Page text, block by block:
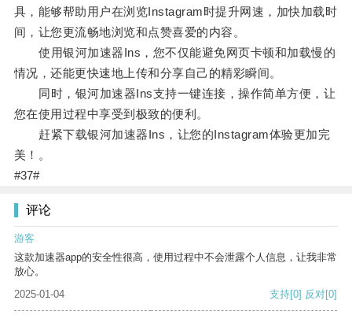
具，能够帮助用户在浏览Instagram时提升网速，加快加载时
间，让您更流畅地浏览和点赞喜爱的内容。
使用银河加速器Ins，您不仅能避免网页卡顿和加载慢的
情况，还能更快速地上传和分享自己的精彩瞬间。
同时，银河加速器Ins支持一键连接，操作简单方便，让
您在使用过程中享受到极致的便利。
赶紧下载银河加速器Ins，让您的Instagram体验更加完
美！。
#37#
评论
游客
这款加速器app的安全性很高，使用过程中不会泄露个人信息，让我非常
放心。
2025-01-04
支持[0] 反对[0]